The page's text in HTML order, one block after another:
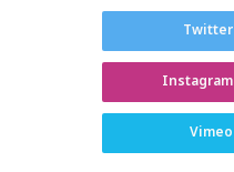
Twitter
Instagram
Vimeo